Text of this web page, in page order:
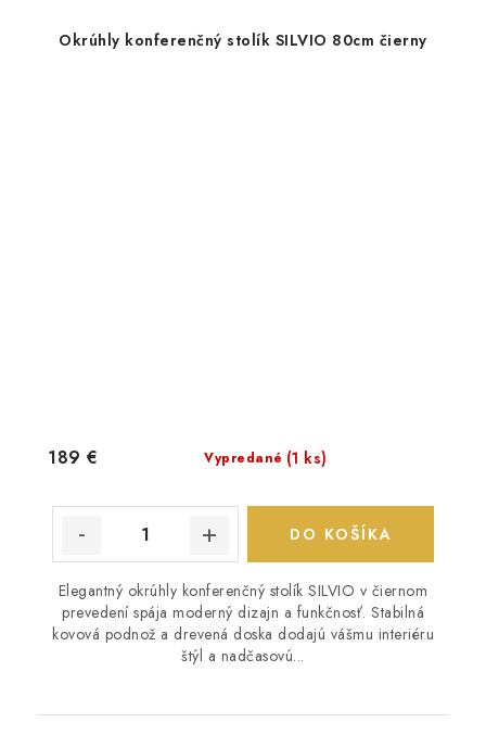
Okrúhly konferenčný stolík SILVIO 80cm čierny
Vypredané (1 ks)
189 €
DO KOŠÍKA
Elegantný okrúhly konferenčný stolík SILVIO v čiernom
prevedení spája moderný dizajn a funkčnosť. Stabilná
kovová podnož a drevená doska dodajú vášmu interiéru
štýl a nadčasovú...